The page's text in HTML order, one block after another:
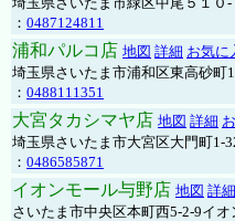
： 0487124811
浦和パルコ店 地図 詳細 お気に
埼玉県さいたま市浦和区東高砂町
： 0488111351
大宮タカシマヤ店 地図 詳細
埼玉県さいたま市大宮区大門町1-
： 0486585871
イオンモール与野店 地図 詳細
さいたま市中央区本町西5-2-9イ